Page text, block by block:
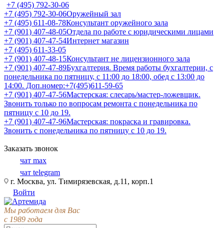
+7 (495) 792-30-06
+7 (495) 792-30-06Оружейный зал
+7 (495) 611-08-78Консультант оружейного зала
+7 (901) 407-48-05Отдела по работе с юридическими лицами
+7 (901) 407-47-54Интернет магазин
+7 (495) 611-33-05
+7 (901) 407-48-15Консультант не лицензионного зала
+7 (901) 407-47-89Бухгалтерия. Время работы бухгалтерии, с
понедельника по пятницу, с 11:00 до 18:00, обед с 13:00 до
14:00. Доп.номер:+7(495)611-59-65
+7 (901) 407-47-56Мастерская: слесарь/мастер-ложевщик.
Звонить только по вопросам ремонта с понедельника по
пятницу с 10 до 19.
+7 (901) 407-47-96Мастерская: покраска и гравировка.
Звонить с понедельника по пятницу с 10 до 19.
Заказать звонок
чат max
чат telegram
г. Москва, ул. Тимирязевская, д.11, корп.1
Войти
Мы работаем для Вас
с 1989 года